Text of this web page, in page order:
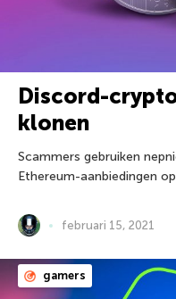
Discord-
klonen
Scammers gebruiken
Ethereum-aanbiedingen
februari 15, 2021
gamers